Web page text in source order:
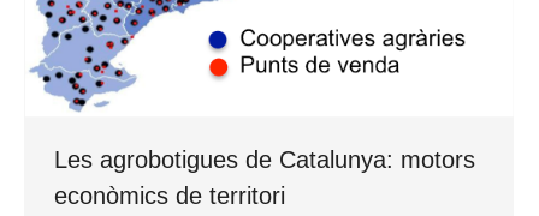
Les agrobotigues de Catalunya: motors
econòmics de territori